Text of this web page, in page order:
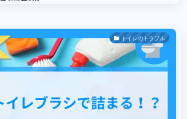
トイレのトラブル